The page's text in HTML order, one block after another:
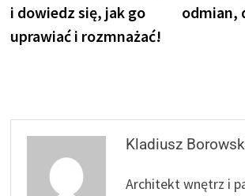
i dowiedz się, jak go
uprawiać i rozmnażać!
odmian,
Kladiusz
Architekt wnętrz i